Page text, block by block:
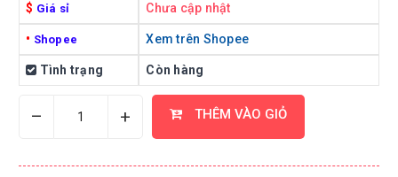
$ Giá sỉ Chưa cập nhật
• Shopee Xem trên Shopee
Tình trạng Còn hàng
– + THÊM VÀO GIỎ